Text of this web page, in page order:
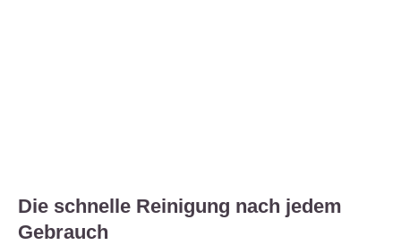
Die schnelle Reinigung nach jedem
Gebrauch